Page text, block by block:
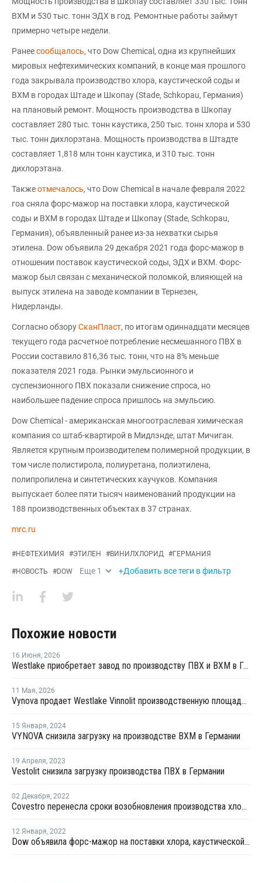
ВХМ и 530 тыс. тонн ЭДХ в год. Ремонтные работы займут
примерно четыре недели.
Ранеесообщалось, что Dow Chemical, одна из крупнейших
мировых нефтехимических компаний, в конце мая прошлого
года закрывала производство хлора, каустической соды и
ВХМ в городах Штаде и Шкопау (Stade, Schkopau, Германия)
на плановый ремонт. Мощность производства в Шкопау
составляет 280 тыс. тонн каустика, 250 тыс. тонн хлора и 530
тыс. тонн дихлорэтана. Мощность производства в Штадте
составляет 1,818 млн тонн каустика, и 310 тыс. тонн
дихлорэтана.
Такжеотмечалось, что Dow Chemical в начале февраля 2022
гоа сняла форс-мажор на поставки хлора, каустической
соды и ВХМ в городах Штаде и Шкопау (Stade, Schkopau,
Германия), объявленный ранее из-за нехватки сырья
этилена. Dow объявила 29 декабря 2021 года форс-мажор в
отношении поставок каустической соды, ЭДХ и ВХМ. Форс-
мажор был связан с механической поломкой, влияющей на
выпуск этилена на заводе компании в Тернезен,
Нидерланды.
Согласно обзоруСканПласт, по итогам одиннадцати месяцев
текущего года расчетное потребление несмешанного ПВХ в
России составило 816,36 тыс. тонн, что на 8% меньше
показателя 2021 года. Рынки эмульсионного и
суспензионного ПВХ показали снижение спроса, но
наибольшее падение спроса пришлось на эмульсию.
Dow Chemical - американская многоотраслевая химическая
компания со штаб-квартирой в Мидлэнде, штат Мичиган.
Является крупным производителем полимерной продукции, в
том числе полистирола, полиуретана, полиэтилена,
полипропилена и синтетических каучуков. Компания
выпускает более пяти тысяч наименований продукции на
188 производственных объектах в 37 странах.
mrc.ru
#НЕФТЕХИМИЯ #ЭТИЛЕН #ВИНИЛХЛОРИД #ГЕРМАНИЯ
#НОВОСТЬ #DOW Еще 1 +Добавить все теги в фильтр
Похожие новости
16 Июня, 2026
Westlake приобретает завод по производству ПВХ и ВХМ в Германии
11 Мая, 2026
Vynova продает Westlake Vinnolit производственную площадку по выпуску ВХМ и ПВХ в Германии
15 Января, 2024
VYNOVA снизила загрузку на производстве ВХМ в Германии
19 Апреля, 2023
Vestolit снизила загрузку производства ПВХ в Германии
02 Декабря, 2022
Covestro перенесла сроки возобновления производства хлорщелочной продукции в Дормагене
12 Января, 2022
Dow объявила форс-мажор на поставки хлора, каустической соды и ВХМ в Германии